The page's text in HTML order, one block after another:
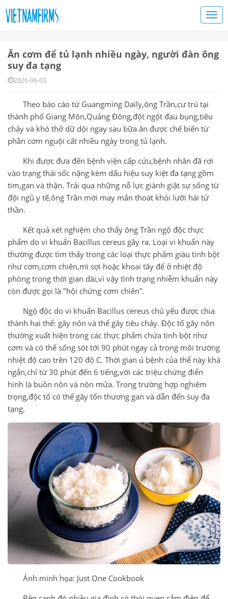
Ăn cơm để tủ lạnh nhiều ngày, người đàn ông
suy đa tạng
2026-06-03
Theo báo cáo từ Guangming Daily,ông Trần,cư trú tại
thành phố Giang Môn,Quảng Đông,đột ngột đau bụng,tiêu
chảy và khó thở dữ dội ngay sau bữa ăn được chế biến từ
phần cơm nguội cất nhiều ngày trong tủ lạnh.
Khi được đưa đến bệnh viện cấp cứu,bệnh nhân đã rơi
vào trạng thái sốc nặng kèm dấu hiệu suy kiệt đa tạng gồm
tim,gan và thận. Trải qua những nỗ lực giành giật sự sống từ
đội ngũ y tế,ông Trần mới may mắn thoát khỏi lưỡi hái tử
thần.
Kết quả xét nghiệm cho thấy ông Trần ngộ độc thực
phẩm do vi khuẩn Bacillus cereus gây ra. Loại vi khuẩn này
thường được tìm thấy trong các loại thực phẩm giàu tinh bột
như cơm,cơm chiên,mì sợi hoặc khoai tây để ở nhiệt độ
phòng trong thời gian dài,vì vậy tình trạng nhiễm khuẩn này
còn được gọi là "hội chứng cơm chiên".
Ngộ độc do vi khuẩn Bacillus cereus chủ yếu được chia
thành hai thể: gây nôn và thể gây tiêu chảy. Độc tố gây nôn
thường xuất hiện trong các thực phẩm chứa tinh bột như
cơm và có thể sống sót tới 90 phút ngay cả trong môi trường
nhiệt độ cao trên 120 độ C. Thời gian ủ bệnh của thể này khá
ngắn,chỉ từ 30 phút đến 6 tiếng,với các triệu chứng điển
hình là buồn nôn và nôn mửa. Trong trường hợp nghiêm
trọng,độc tố có thể gây tổn thương gan và dẫn đến suy đa
tạng.
Ảnh minh họa: Just One Cookbook